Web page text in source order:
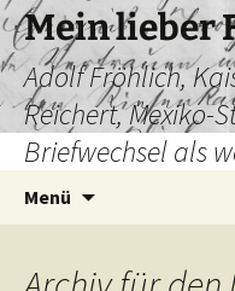
Mein lieber
Adolf Fröhlich,
Reichert, Mexiko-
Briefwechsel als
Menü